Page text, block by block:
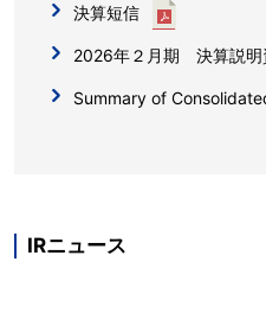
決算短信
2026年２月期 決算説明
Summary of
IRニュース